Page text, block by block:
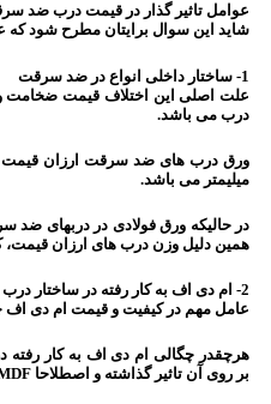
عوامل تاثیر گذار در قیمت درب ضد
شاید این سوال برایتان مطرح شود
1- ساختار داخلی انواع در ضد سرقت
علت اصلی این اختلاف قیمت ضخامت
درب می باشد.
میلیمتر می باشد.
همین دلیل وزن درب های ارزان قیمت،
2- ام دی اف به کار رفته در ساختار درب
عامل مهم در کیفیت و قیمت ام دی اف
هرچقدر چگالی ام دی اف به کار رفته
بر روی آن تاثیر گذاشته و اصطلاحا MDF اکسپلور خواهد شد.